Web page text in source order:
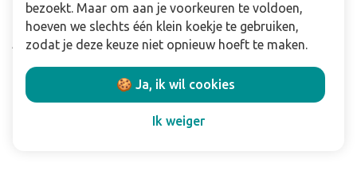
Privacy policy
Algemene & voorwaarden
Disclaimer
bezoekt. Maar om aan je voorkeuren te voldoen,
hoeven we slechts één klein koekje te gebruiken,
zodat je deze keuze niet opnieuw hoeft te maken.
🍪 Ja, ik wil cookies
Ik weiger